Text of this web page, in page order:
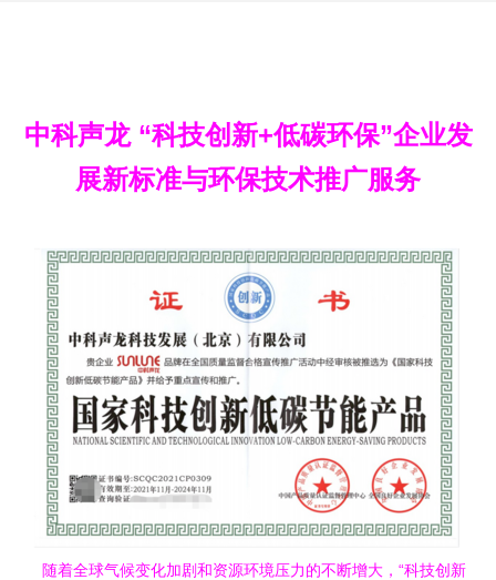
中科声龙 “科技创新+低碳环保”企业发
展新标准与环保技术推广服务
随着全球气候变化加剧和资源环境压力的不断增大，“科技创新